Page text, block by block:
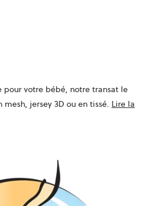
pour votre bébé, notre transat le
jersey 3D ou en tissé. Lire la